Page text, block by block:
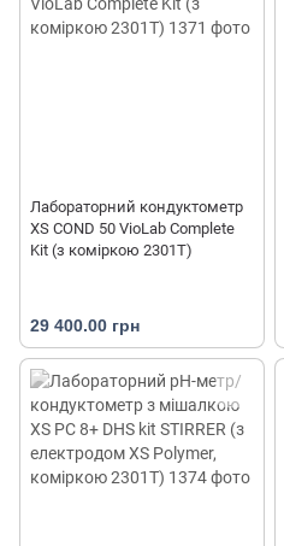
Лабораторний кондуктометр
XS COND 50 VioLab Complete
Kit (з коміркою 2301T)
29 400.00 грн